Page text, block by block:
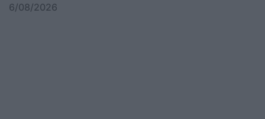
6/08/2026